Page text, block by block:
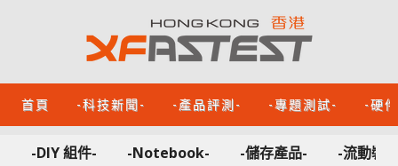
首頁 -科技新聞- -產品評測- -專題測試- -硬
-DIY 組件- -Notebook- -儲存產品- -流動裝